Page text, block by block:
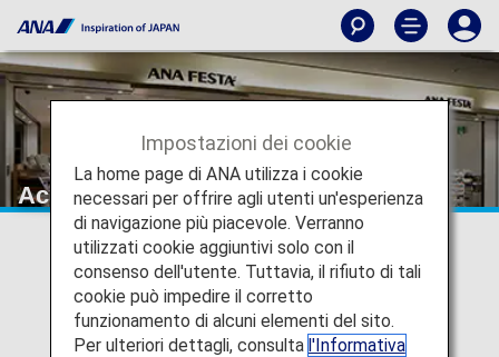
Acquisti ANA FESTA
Impostazioni dei cookie
La home page di ANA utilizza i cookie
necessari per offrire agli utenti un'esperienza
di navigazione più piacevole. Verranno
utilizzati cookie aggiuntivi solo con il
consenso dell'utente. Tuttavia, il rifiuto di tali
cookie può impedire il corretto
funzionamento di alcuni elementi del sito.
Per ulteriori dettagli, consulta l'Informativa